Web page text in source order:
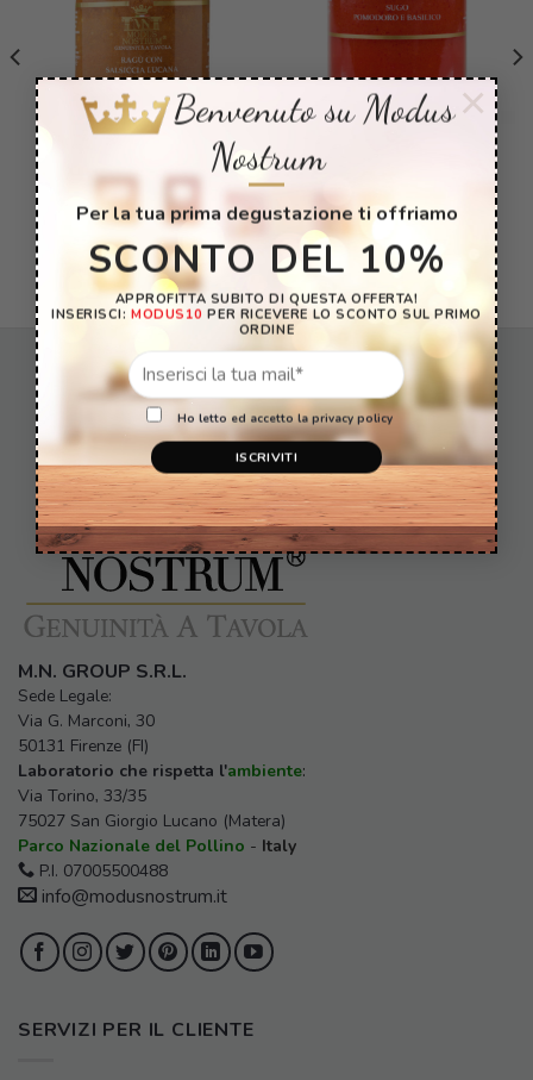
Benvenuto su Modus
Nostrum
Per la tua prima degustazione ti offriamo
SCONTO DEL 10%
APPROFITTA SUBITO DI QUESTA OFFERTA!
INSERISCI:MODUS10 PER RICEVERE LO SCONTO SUL PRIMO
ORDINE
Ho letto ed accetto la privacy policy
×
PRODOTTI SENZA GLUTINE
Ragù con Salsiccia Lucana
220g
€8,80
AGGIUNGI AL CARRELLO
Sugo Pomodoro e Basilico
€7,50
AGGIUNGI AL CARRELLO
M.N. GROUP S.R.L.
Sede Legale:
Via G. Marconi, 30
50131 Firenze (FI)
Laboratorio che rispetta l'ambiente:
Via Torino, 33/35
75027 San Giorgio Lucano (Matera)
Parco Nazionale del Pollino - Italy
P.I. 07005500488
info@modusnostrum.it
SERVIZI PER IL CLIENTE